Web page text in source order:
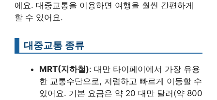
에요. 대중교통을 이용하면 여행을 훨씬 간편하게
할 수 있어요.
대중교통 종류
MRT(지하철): 대만 타이페이에서 가장 유용
한 교통수단으로, 저렴하고 빠르게 이동할 수
있어요. 기본 요금은 약 20 대만 달러(약 800